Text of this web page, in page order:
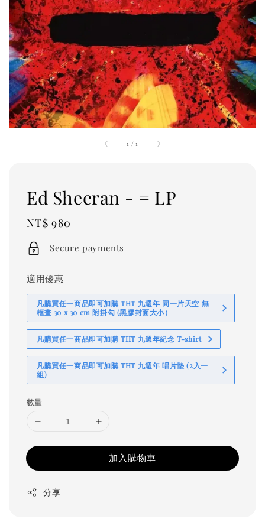
1 /1
Ed Sheeran - = LP
Regular
price
NT$ 980
Secure payments
適用優惠
凡購買任一商品即可加購 THT 九週年 同一片天空 無
框畫 30 x 30 cm 附掛勾 (黑膠封面大小）
凡購買任一商品即可加購 THT 九週年紀念 T-shirt
凡購買任一商品即可加購 THT 九週年 唱片墊 (2入一
組)
數量
加入購物車
分享